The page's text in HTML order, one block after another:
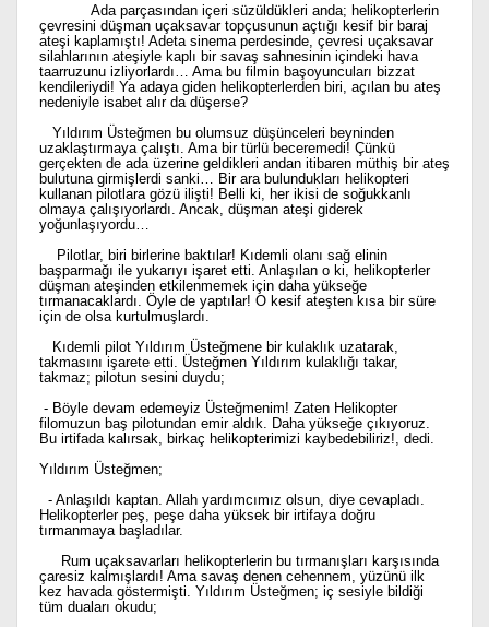
Ada parçasından içeri süzüldükleri anda; helikopterlerin
çevresini düşman uçaksavar topçusunun açtığı kesif bir baraj
ateşi kaplamıştı! Adeta sinema perdesinde, çevresi uçaksavar
silahlarının ateşiyle kaplı bir savaş sahnesinin içindeki hava
taarruzunu izliyorlardı… Ama bu filmin başoyuncuları bizzat
kendileriydi! Ya adaya giden helikopterlerden biri, açılan bu ateş
nedeniyle isabet alır da düşerse?
Yıldırım Üsteğmen bu olumsuz düşünceleri beyninden
uzaklaştırmaya çalıştı. Ama bir türlü beceremedi! Çünkü
gerçekten de ada üzerine geldikleri andan itibaren müthiş bir ateş
bulutuna girmişlerdi sanki… Bir ara bulundukları helikopteri
kullanan pilotlara gözü ilişti! Belli ki, her ikisi de soğukkanlı
olmaya çalışıyorlardı. Ancak, düşman ateşi giderek
yoğunlaşıyordu…
Pilotlar, biri birlerine baktılar! Kıdemli olanı sağ elinin
başparmağı ile yukarıyı işaret etti. Anlaşılan o ki, helikopterler
düşman ateşinden etkilenmemek için daha yükseğe
tırmanacaklardı. Öyle de yaptılar! O kesif ateşten kısa bir süre
için de olsa kurtulmuşlardı.
Kıdemli pilot Yıldırım Üsteğmene bir kulaklık uzatarak,
takmasını işarete etti. Üsteğmen Yıldırım kulaklığı takar,
takmaz; pilotun sesini duydu;
- Böyle devam edemeyiz Üsteğmenim! Zaten Helikopter
filomuzun baş pilotundan emir aldık. Daha yükseğe çıkıyoruz.
Bu irtifada kalırsak, birkaç helikopterimizi kaybedebiliriz!, dedi.
Yıldırım Üsteğmen;
- Anlaşıldı kaptan. Allah yardımcımız olsun, diye cevapladı.
Helikopterler peş, peşe daha yüksek bir irtifaya doğru
tırmanmaya başladılar.
Rum uçaksavarları helikopterlerin bu tırmanışları karşısında
çaresiz kalmışlardı! Ama savaş denen cehennem, yüzünü ilk
kez havada göstermişti. Yıldırım Üsteğmen; iç sesiyle bildiği
tüm duaları okudu;